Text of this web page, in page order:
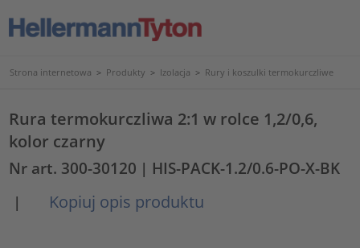
Strona internetowa > Produkty > Izolacja > Rury i koszulki termokurczliwe
Rura termokurczliwa 2:1 w rolce 1,2/0,6,
kolor czarny
Nr art. 300-30120 | HIS-PACK-1.2/0.6-PO-X-BK
|
Kopiuj opis produktu